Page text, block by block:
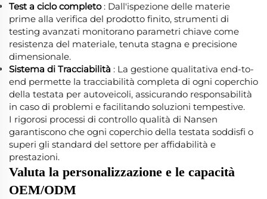
Test a ciclo completo : Dall'ispezione delle materie
prime alla verifica del prodotto finito, strumenti di
testing avanzati monitorano parametri chiave come
resistenza del materiale, tenuta stagna e precisione
dimensionale.
Sistema di Tracciabilità : La gestione qualitativa end-to-
end permette la tracciabilità completa di ogni coperchio
della testata per autoveicoli, assicurando responsabilità
in caso di problemi e facilitando soluzioni tempestive.
I rigorosi processi di controllo qualità di Nansen
garantiscono che ogni coperchio della testata soddisfi o
superi gli standard del settore per affidabilità e
prestazioni.
Valuta la personalizzazione e le capacità
OEM/ODM